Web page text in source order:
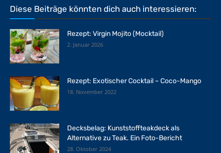
Diese Beiträge könnten dich auch interessieren:
Rezept: Virgin Mojito (Mocktail)
2. Januar 2026
Rezept: Exotischer Cocktail – Coco-Mango
18. November 2022
Decksbelag: Kunststoffteakdeck als
Alternative zu Teak. Ein Foto-Bericht
28. Oktober 2024